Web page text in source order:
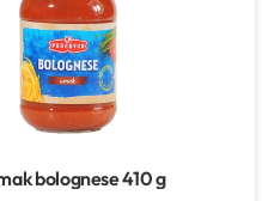
bolognese410 g